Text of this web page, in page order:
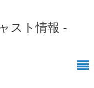
スト情報 -